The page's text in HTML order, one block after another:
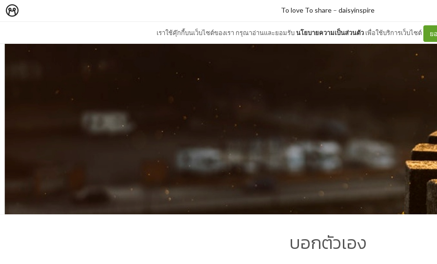
เราใช้คุ๊กกี้บนเว็บไซต์ของเรา กรุณาอ่านและยอมรับนโยบายความเป็นส่วนตัว เพื่อใช้บริการเว็บไซต์ ย
To love To share – daisyinspire
บอกตัวเอง